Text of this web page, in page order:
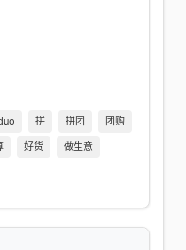
拼 拼团 团购
好货 做生意